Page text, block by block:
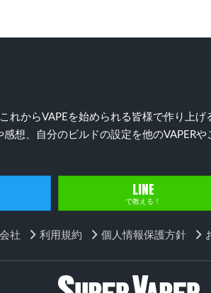
れからVAPEを始められる皆様で作り上げ
想、自分のビルドの設定を他のVAPERや
LINE
で教える！
社 利用規約 個人情報保護方針